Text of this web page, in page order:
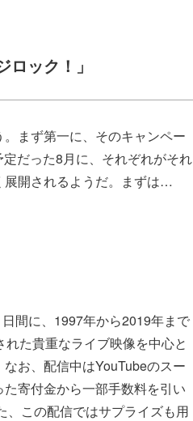
ック！」
まず第一に、そのキャンペー
だった8月に、それぞれがそれ
展開されるようだ。まずは…
間に、1997年から2019年まで
た貴重なライブ映像を中心と
お、配信中はYouTubeのスー
寄付金から一部手数料を引い
、この配信ではサプライズも用